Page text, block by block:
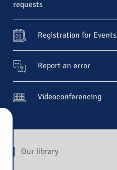
requests
Registration for Events
Report an error
Videoconferencing
Our library